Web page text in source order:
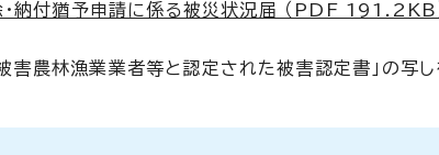
納付猶予申請に係る被災状況届 （PDF 191.2KB
害農林漁業業者等と認定された被害認定書」の写